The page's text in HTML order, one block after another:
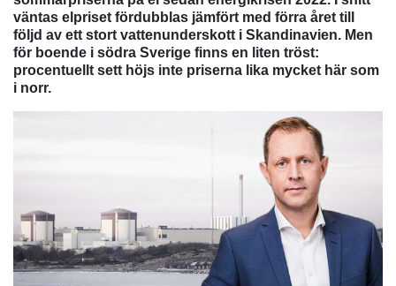
väntas elpriset fördubblas jämfört med förra året till
följd av ett stort vattenunderskott i Skandinavien. Men
för boende i södra Sverige finns en liten tröst:
procentuellt sett höjs inte priserna lika mycket här som
i norr.